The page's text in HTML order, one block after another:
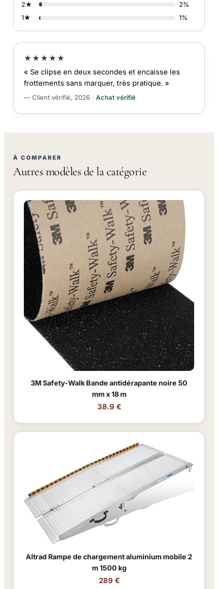
2★
2%
1★
1%
★★★★★
« Se clipse en deux secondes et encaisse les
frottements sans marquer, très pratique. »
— Client vérifié, 2026 · Achat vérifié
À COMPARER
Autres modèles de la catégorie
3M Safety-Walk Bande antidérapante noire 50
mm x 18 m
38.9 €
Altrad Rampe de chargement aluminium mobile 2
m 1500 kg
289 €